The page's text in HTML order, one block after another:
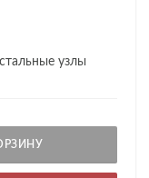
узлы